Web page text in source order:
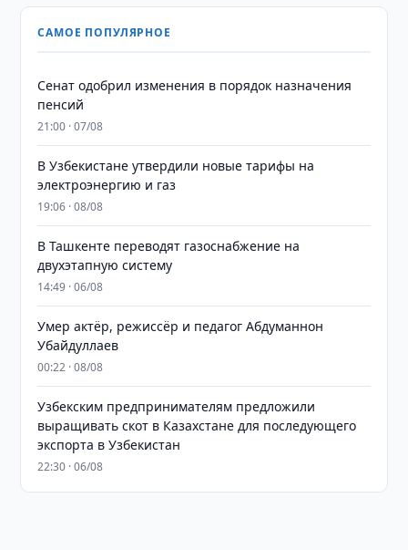
САМОЕ ПОПУЛЯРНОЕ
Сенат одобрил изменения в порядок назначения
пенсий
21:00 · 07/08
В Узбекистане утвердили новые тарифы на
электроэнергию и газ
19:06 · 08/08
В Ташкенте переводят газоснабжение на
двухэтапную систему
14:49 · 06/08
Умер актёр, режиссёр и педагог Абдуманнон
Убайдуллаев
00:22 · 08/08
Узбекским предпринимателям предложили
выращивать скот в Казахстане для последующего
экспорта в Узбекистан
22:30 · 06/08